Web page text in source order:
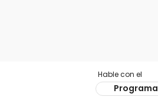
Hable con el
Programa